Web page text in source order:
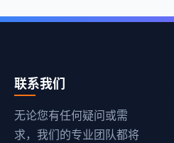
联系我们
无论您有任何疑问或需
求，我们的专业团队都将